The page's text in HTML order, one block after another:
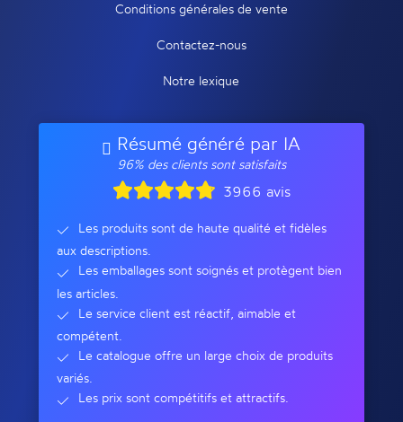
Conditions générales de vente
Contactez-nous
Notre lexique
Résumé généré par IA
96% des clients sont satisfaits
3966 avis
Les produits sont de haute qualité et fidèles
aux descriptions.
Les emballages sont soignés et protègent bien
les articles.
Le service client est réactif, aimable et
compétent.
Le catalogue offre un large choix de produits
variés.
Les prix sont compétitifs et attractifs.